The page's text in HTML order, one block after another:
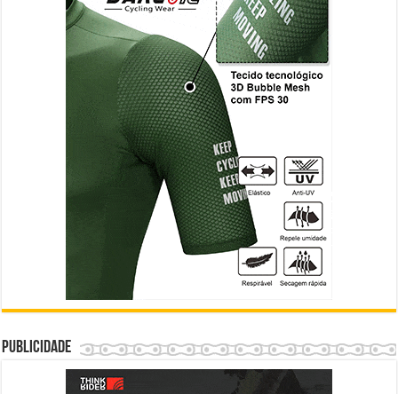
Publicidade